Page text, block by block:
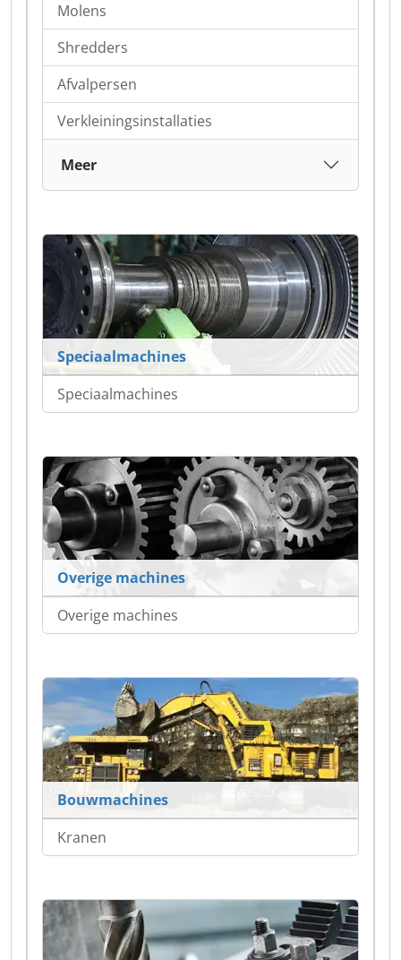
Molens
Shredders
Afvalpersen
Verkleiningsinstallaties
Meer
Speciaal­­machines
Speciaal­­machines
Overige machines
Overige machines
Bouwmachines
Kranen